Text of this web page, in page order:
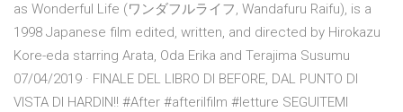
as Wonderful Life (ワンダフルライフ, Wandafuru Raifu), is a
1998 Japanese film edited, written, and directed by Hirokazu
Kore-eda starring Arata, Oda Erika and Terajima Susumu
07/04/2019 · FINALE DEL LIBRO DI BEFORE, DAL PUNTO DI
VISTA DI HARDIN!! #After #afterilfilm #letture SEGUITEMI